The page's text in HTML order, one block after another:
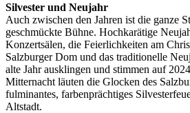
Silvester und Neujahr
Auch zwischen den Jahren ist die ganze
geschmückte Bühne. Hochkarätige
Konzertsälen, die Feierlichkeiten am
Salzburger Dom und das traditionelle
alte Jahr ausklingen und stimmen auf
Mitternacht läuten die Glocken des
fulminantes, farbenprächtiges
Altstadt.